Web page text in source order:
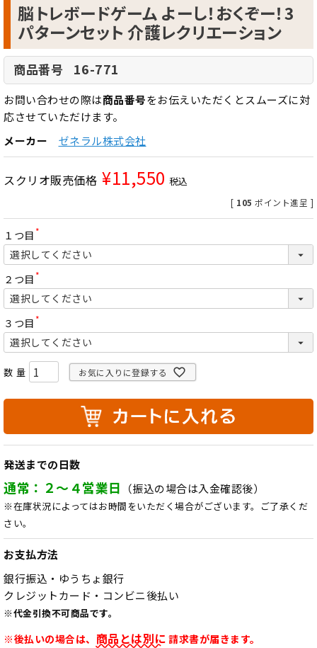
脳トレボードゲーム よーし！おくぞー！3
パターンセット 介護レクリエーション
商品番号 16-771
お問い合わせの際は商品番号をお伝えいただくとスムーズに対
応させていただけます。
メーカー
ゼネラル株式会社
スクリオ販売価格 ¥11,550 税込
[ 105 ポイント進呈 ]
１つ目
(
必
須
)
２つ目
(
必
須
)
３つ目
(
必
須
)
お気に入りに登録する
発送までの日数
通常：２～４営業日 （振込の場合は入金確認後）
※在庫状況によってはお時間をいただく場合がございます。ご了承くだ
さい。
お支払方法
銀行振込・ゆうちょ銀行
クレジットカード・コンビニ後払い
※代金引換不可商品です。
※後払いの場合は、 商品とは別に 請求書が届きます。